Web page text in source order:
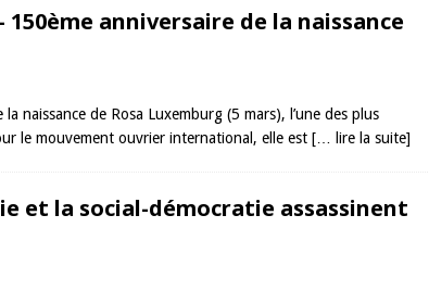
150ème anniversaire de la naissance
naissance de Rosa Luxemburg (5 mars), l’une des plus
le mouvement ouvrier international, elle est [… lire la suite]
et la social-démocratie assassinent